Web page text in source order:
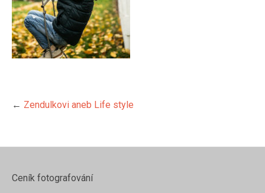
← Zendulkovi aneb Life style
Ceník fotografování